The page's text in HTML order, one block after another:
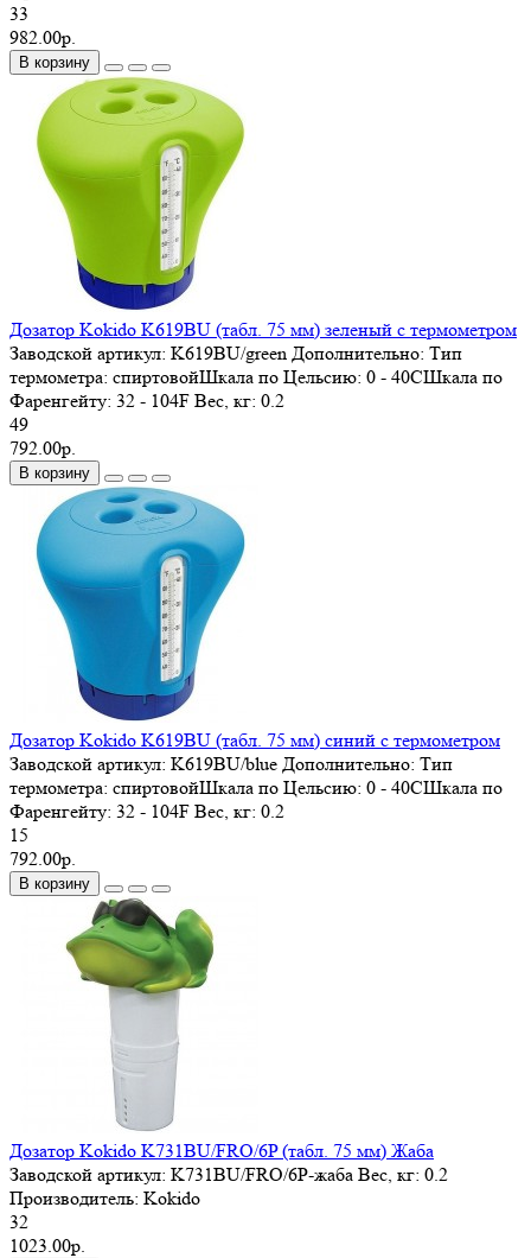
33
982.00р.
В корзину
Дозатор Kokido K619BU (табл. 75 мм) зеленый с термометром
Заводской артикул: K619BU/green Дополнительно: Тип
термометра: спиртовойШкала по Цельсию: 0 - 40СШкала по
Фаренгейту: 32 - 104F Вес, кг: 0.2
49
792.00р.
В корзину
Дозатор Kokido K619BU (табл. 75 мм) синий с термометром
Заводской артикул: K619BU/blue Дополнительно: Тип
термометра: спиртовойШкала по Цельсию: 0 - 40СШкала по
Фаренгейту: 32 - 104F Вес, кг: 0.2
15
792.00р.
В корзину
Дозатор Kokido K731BU/FRO/6P (табл. 75 мм) Жаба
Заводской артикул: K731BU/FRO/6P-жаба Вес, кг: 0.2
Производитель: Kokido
32
1023.00р.